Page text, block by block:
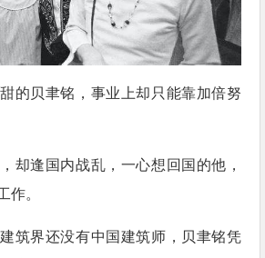
的贝聿铭，事业上却只能靠加倍努
却逢国内战乱，一心想回国的他，
作。
筑界还没有中国建筑师，贝聿铭凭